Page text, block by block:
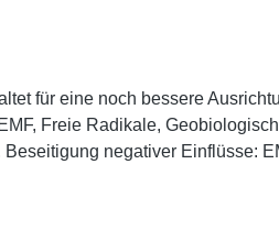
für eine noch bessere
Freie Radikale,
negativer Einflüsse: